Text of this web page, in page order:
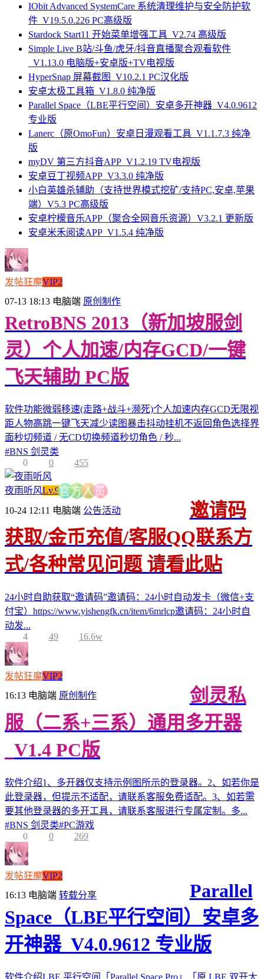
IObit Advanced SystemCare 系统清理维护与安全防护软
件_V19.5.0.226 PC高级版
Stardock Start11 开始菜单增强工具_V2.74 高级版
Simple Live B站/斗鱼/虎牙/抖音直播聚合观看软件
_V1.13.0 电脑版+安卓版+TV电视版
HyperSnap 屏幕截图_V10.2.1 PC汉化版
安卓太极工具箱_V1.8.0 纯净版
Parallel Space（LBE平行空间）安卓多开神器_V4.0.9612
专业版
Lanerc（原OmoFun）安卓日漫观看工具_V1.1.7.3 纯净
版
myDV 第三方抖音APP_V1.2.19 TV电视版
安卓豆丁视频APP_V3.3.0 纯净版
小白英雄杀辅助（支持世界模式挖矿/支持PC,安卓,苹果
端）V5.3 PC高级版
安卓柠檬音乐APP（聚合全网音乐资源）V3.2.1 更新版
安卓米禾阅读APP_V1.5.4 纯净版
发帖狂魔VIP2
07-13 18:13 电脑端 原创制作
RetroBNS 2013（新加坡服剑
灵）个人加速/内存GCD/一键
飞天辅助 PC版
软件功能微弱移速(走路+战斗+濒死)个人加速内存GCD无限视
距人物高跳一键飞天减少读图暴击抖动挂机不返回角色选择界
面秒切频道 / 无CD切换频道秒切角色 / 秒...
#BNS 剑灵类
0
0 455
夜雨听风Lv.9官 方 人 员
10-24 12:11 电脑端 公告活动
邀请码
获取/金币充值/客服QQ联系方
式/各种常见问题 请看此贴
24小时自助获取“邀请码”邀请码：24小时自动发卡（微信+支
付宝）https://www.yishengfk.cn/item/6mrlcp邀请码：24小时自
动发...
4
49 16.6w
发帖狂魔VIP2
16:13 电脑端 原创制作
剑灵私
服（二系+三系）通用多开器
_V1.4 PC版
软件介绍1、多开器仅支持示例图所示的登录器。2、如若你是
此登录器，但提示不适配，请联系客服免费适配。3、如若需
要其他登录器的多开工具，请联系客服进行专属定制。多...
#BNS 剑灵类#PC游戏
0
0 269
发帖狂魔VIP2
16:13 电脑端 转载分享
Parallel
Space（LBE平行空间）安卓多
开神器_V4.0.9612 专业版
软件介绍LBE 平行空间「Parallel Space Pro」「原 LBE 双开大